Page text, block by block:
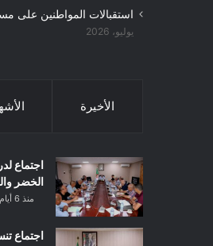
استقبالات المواطنين على
يوليو، 2026
الأخيرة
اجتماع
الخضر
منذ 6 أيام
اجتماع